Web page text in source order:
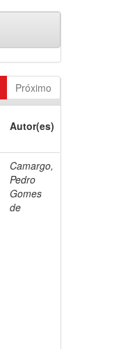
Próximo
Autor(es)
Camargo,
Pedro
Gomes
de